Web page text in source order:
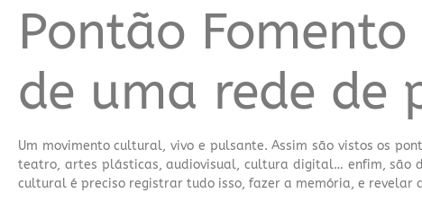
Pontão
de uma rede de
Um movimento cultural, vivo e pulsante. Assim são vistos os
teatro, artes plásticas, audiovisual, cultura digital… enfim, são
cultural é preciso registrar tudo isso, fazer a memória, e revelar